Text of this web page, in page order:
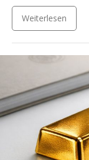
Weiterlesen